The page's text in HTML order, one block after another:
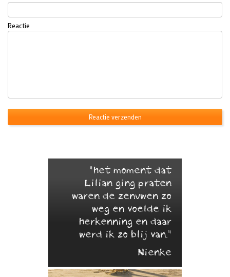
Reactie
"het moment dat
Lilian ging praten
waren de zenuwen zo
weg en voelde ik
herkenning en daar
werd ik zo blij van."
Nienke